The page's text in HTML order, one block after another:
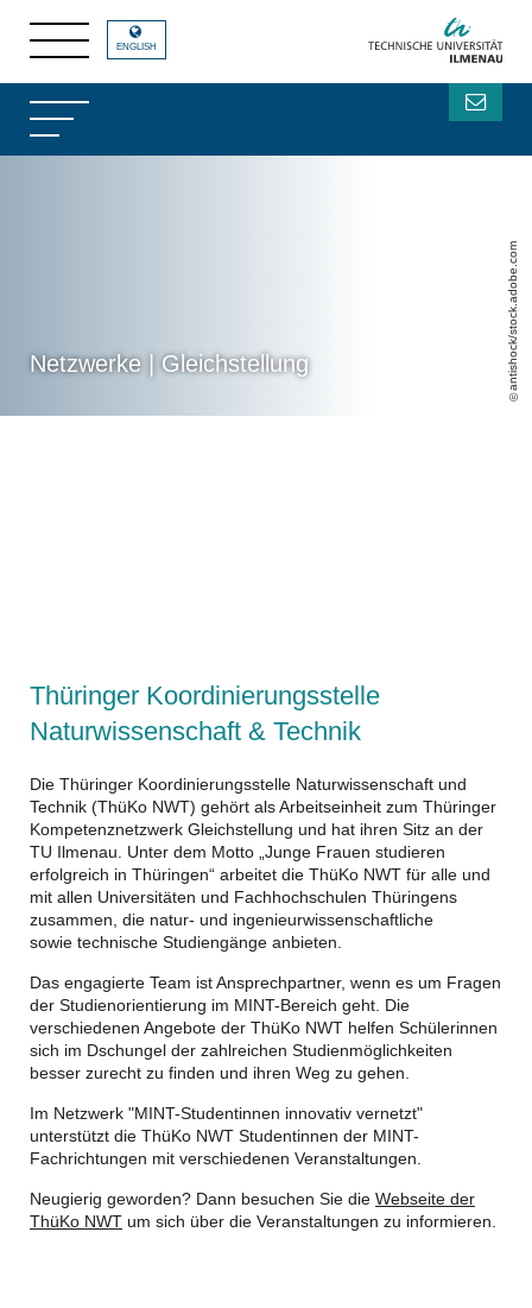
Netzwerke | Gleichstellung antishock/stock.adobe.com
ENGLISH
Thüringer Koordinierungsstelle
Naturwissenschaft & Technik
Die Thüringer Koordinierungsstelle Naturwissenschaft und
Technik (ThüKo NWT) gehört als Arbeitseinheit zum Thüringer
Kompetenznetzwerk Gleichstellung und hat ihren Sitz an der
TU Ilmenau. Unter dem Motto „Junge Frauen studieren
erfolgreich in Thüringen“ arbeitet die ThüKo NWT für alle und
mit allen Universitäten und Fachhochschulen Thüringens
zusammen, die natur- und ingenieurwissenschaftliche
sowie technische Studiengänge anbieten.
Das engagierte Team ist Ansprechpartner, wenn es um Fragen
der Studienorientierung im MINT-Bereich geht. Die
verschiedenen Angebote der ThüKo NWT helfen Schülerinnen
sich im Dschungel der zahlreichen Studienmöglichkeiten
besser zurecht zu finden und ihren Weg zu gehen.
Im Netzwerk "MINT-Studentinnen innovativ vernetzt"
unterstützt die ThüKo NWT Studentinnen der MINT-
Fachrichtungen mit verschiedenen Veranstaltungen.
Neugierig geworden? Dann besuchen Sie die Webseite der
ThüKo NWT um sich über die Veranstaltungen zu informieren.